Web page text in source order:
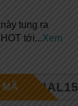
tung ra
tới...Xem
PECIAL15
MÃ